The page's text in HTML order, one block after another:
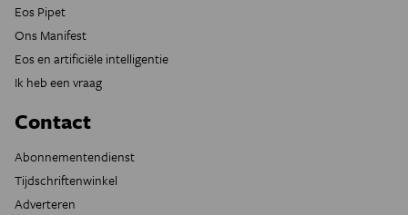
Eos Pipet
Ons Manifest
Eos en artificiële intelligentie
Ik heb een vraag
Contact
Abonnementendienst
Tijdschriftenwinkel
Adverteren